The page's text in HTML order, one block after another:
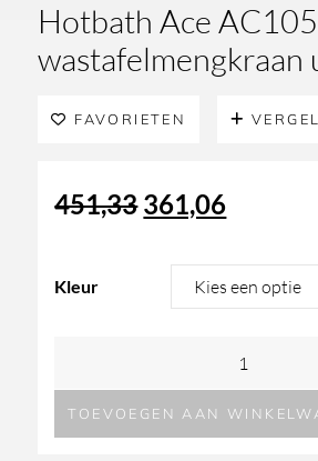
Hotbath Ace
wastafelmengkraan
FAVORIETEN
451,33
prijs
was:
361,06Huidige
prijs
is:
361,06.
Kleur
Ace
AC105
TOEVOEGEN AAN